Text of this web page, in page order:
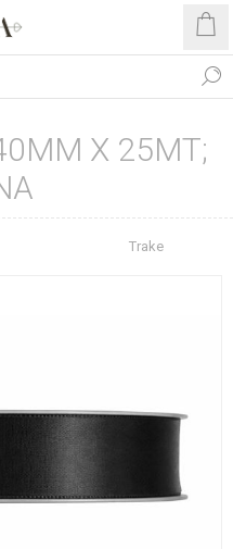
X 25MT;
Trake